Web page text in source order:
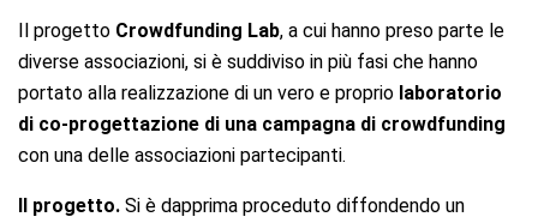
Il progetto Crowdfunding Lab, a cui hanno preso parte le
diverse associazioni, si è suddiviso in più fasi che hanno
portato alla realizzazione di un vero e proprio laboratorio
di co-progettazione di una campagna di crowdfunding
con una delle associazioni partecipanti.
Il progetto. Si è dapprima proceduto diffondendo un